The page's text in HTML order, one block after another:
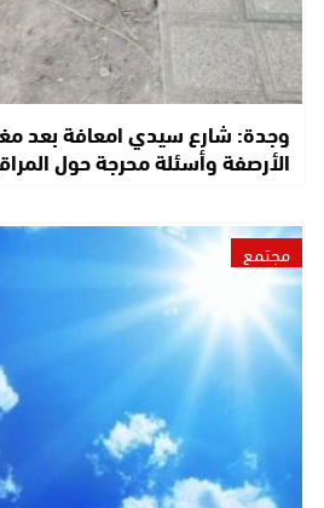
وجدة: شارع سيدي امعافة بعد
الأرصفة وأسئلة محرجة حول
مجتمع